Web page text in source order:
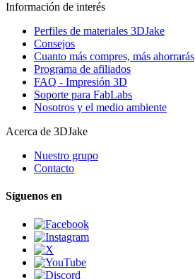
Información de interés
Perfiles de materiales 3DJake
Consejos
Cuanto más compres, más ahorrarás
Programa de afiliados
FAQ - Impresión 3D
Soporte para FabLabs
Nosotros y el medio ambiente
Acerca de 3DJake
Nuestro grupo
Contacto
Síguenos en